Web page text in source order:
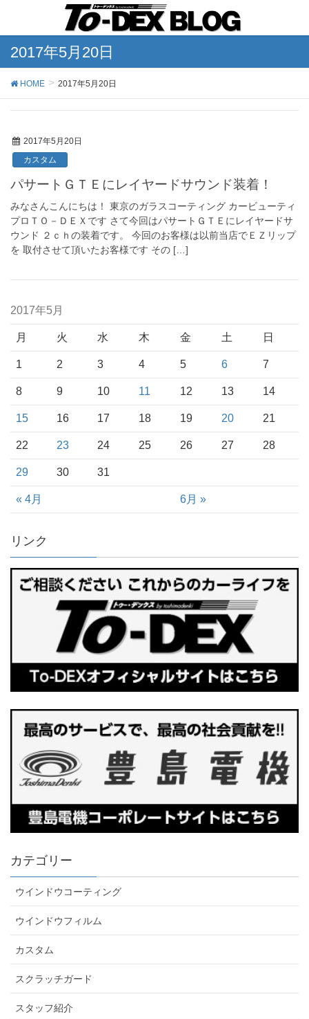
2017年5月20日
HOME 2017年5月20日
2017年5月20日
カスタム
パサートＧＴＥにレイヤードサウンド装着！
みなさんこんにちは！ 東京のガラスコーティング カービューティ
プロＴＯ－ＤＥＸです さて今回はパサートＧＴＥにレイヤードサ
ウンド ２ｃｈの装着です。 今回のお客様は以前当店でＥＺリップ
を 取付させて頂いたお客様です その […]
2017年5月
月 火 水 木 金 土 日
« 4月 6月 »
1 2 3 4 5 6 7
8 9 10 11 12 13 14
15 16 17 18 19 20 21
22 23 24 25 26 27 28
29 30 31
リンク
カテゴリー
ウインドウコーティング
ウインドウフィルム
カスタム
スクラッチガード
スタッフ紹介